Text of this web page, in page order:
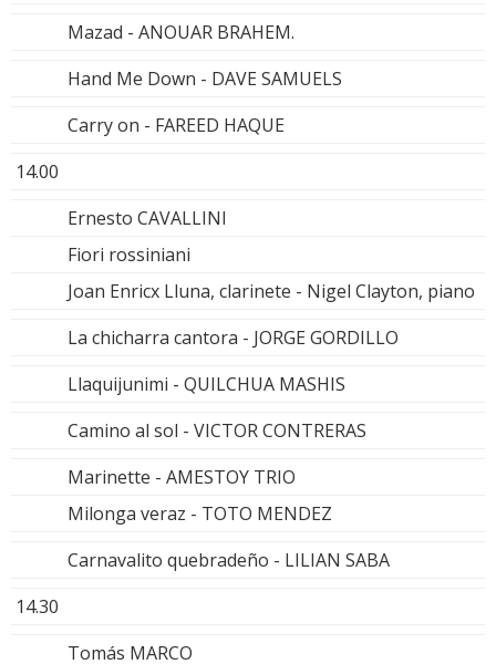
Mazad - ANOUAR BRAHEM.
Hand Me Down - DAVE SAMUELS
Carry on - FAREED HAQUE
14.00
Ernesto CAVALLINI
Fiori rossiniani
Joan Enricx Lluna, clarinete - Nigel Clayton, piano
La chicharra cantora - JORGE GORDILLO
Llaquijunimi - QUILCHUA MASHIS
Camino al sol - VICTOR CONTRERAS
Marinette - AMESTOY TRIO
Milonga veraz - TOTO MENDEZ
Carnavalito quebradeño - LILIAN SABA
14.30
Tomás MARCO